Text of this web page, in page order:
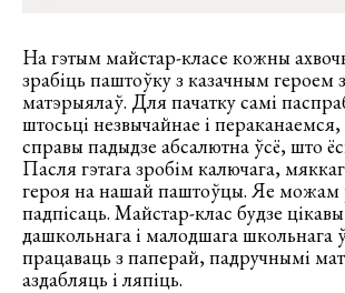
На гэтым майстар-класе кожны
зрабіць паштоўку з казачным героем
матэрыялаў. Для пачатку самі
штосьці незвычайнае і
справы падыдзе абсалютна ўсё, што
Пасля гэтага зробім калючага,
героя на нашай паштоўцы. Яе можам
падпісаць. Майстар-клас будзе
дашкольнага і малодшага школьнага
працаваць з паперай, падручнымі
аздабляць і ляпіць.